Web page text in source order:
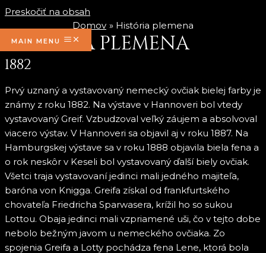
Preskočiť na obsah
MAIN MENU
Domov História plemena
HISTÓRIA PLEMENA
1882
Prvý uznaný a vystavovaný nemecký ovčiak bielej farby je
známy z roku 1882. Na výstave v Hannoveri bol vtedy
vystavovaný Greif. Vzbudzoval veľký záujem a absolvoval
viacero výstav. V Hannoveri sa objavil aj v roku 1887. Na
Hamburgskej výstave sa v roku 1888 objavila biela fena a
o rok neskôr v Keseli bol vystavovaný ďalší biely ovčiak.
Všetci traja vystavovaní jedinci mali jedného majiteľa,
baróna von Knigga. Greifa získal od frankfurtského
chovateľa Friedricha Sparwasera, krížil ho so sukou
Lottou. Obaja jedinci mali vzpriamené uši, čo v tejto dobe
nebolo bežným javom u nemeckého ovčiaka. Zo
spojenia Greifa a Lotty pochádza fena Lene, ktorá bola